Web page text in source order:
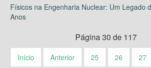
Físicos na Engenharia Nuclear: Um Legado
Anos
Página 30 de 117
Início Anterior 25 26 27